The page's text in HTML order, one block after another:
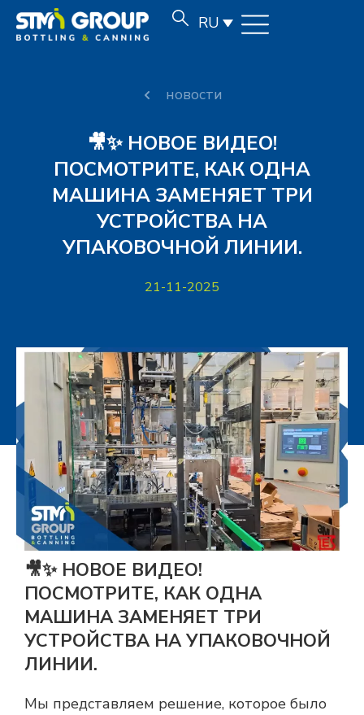
RU
новости
🎥✨ НОВОЕ ВИДЕО!
ПОСМОТРИТЕ, КАК ОДНА
МАШИНА ЗАМЕНЯЕТ ТРИ
УСТРОЙСТВА НА
УПАКОВОЧНОЙ ЛИНИИ.
21-11-2025
🎥✨ НОВОЕ ВИДЕО!
ПОСМОТРИТЕ, КАК ОДНА
МАШИНА ЗАМЕНЯЕТ ТРИ
УСТРОЙСТВА НА УПАКОВОЧНОЙ
ЛИНИИ.
Мы представляем решение, которое было